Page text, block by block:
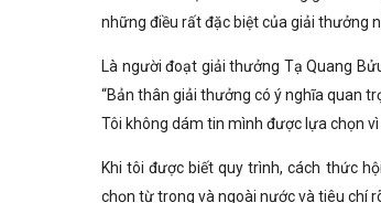
những điều rất đặc biệt của giải thưởng
Là người đoạt giải thưởng Tạ Quang
“Bản thân giải thưởng có ý nghĩa quan
Tôi không dám tin mình được lựa chọn
Khi tôi được biết quy trình, cách thức
chọn từ trong và ngoài nước và tiêu chí